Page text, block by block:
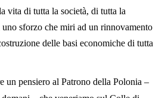
vita di tutta la società, di tutta la
uno sforzo che miri ad un rinnovamento
delle basi economiche di tutta
un pensiero al Patrono della Polonia –